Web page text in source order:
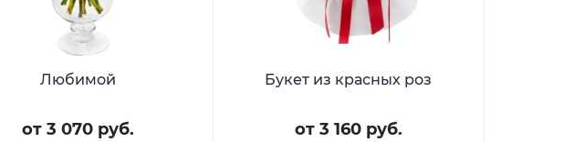
Любимой
от 3 070 руб.
Букет из красных роз
от 3 160 руб.